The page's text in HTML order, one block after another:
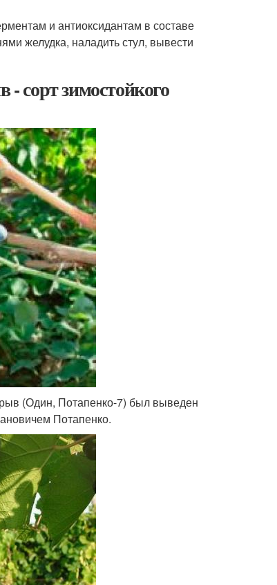
и антиоксидантам в составе
желудка, наладить стул, вывести
сорт зимостойкого
(Один, Потапенко-7) был выведен
Потапенко.